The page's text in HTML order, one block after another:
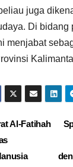
juga
Di bidang
menjabat
Al-Fatihah